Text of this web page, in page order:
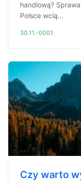
handlową?
Polsce wcią...
30.11.-0001
Czy warto